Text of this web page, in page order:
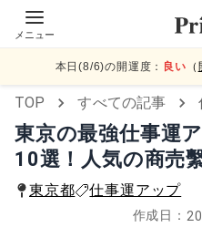
メニュー
本日(8/6)の開運度： 良い （
TOP すべての記事
東京の最強仕事運
10選！人気の商売
東京都 仕事運アップ
作成日：